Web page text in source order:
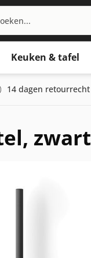
Keuken & tafel
14 dagen retourrecht
zwart